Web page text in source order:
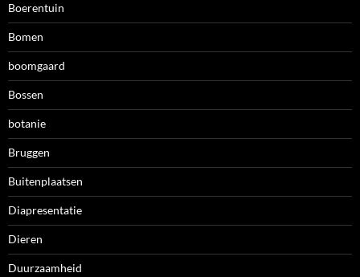
Boerentuin
Bomen
boomgaard
Bossen
botanie
Bruggen
Buitenplaatsen
Diapresentatie
Dieren
Duurzaamheid